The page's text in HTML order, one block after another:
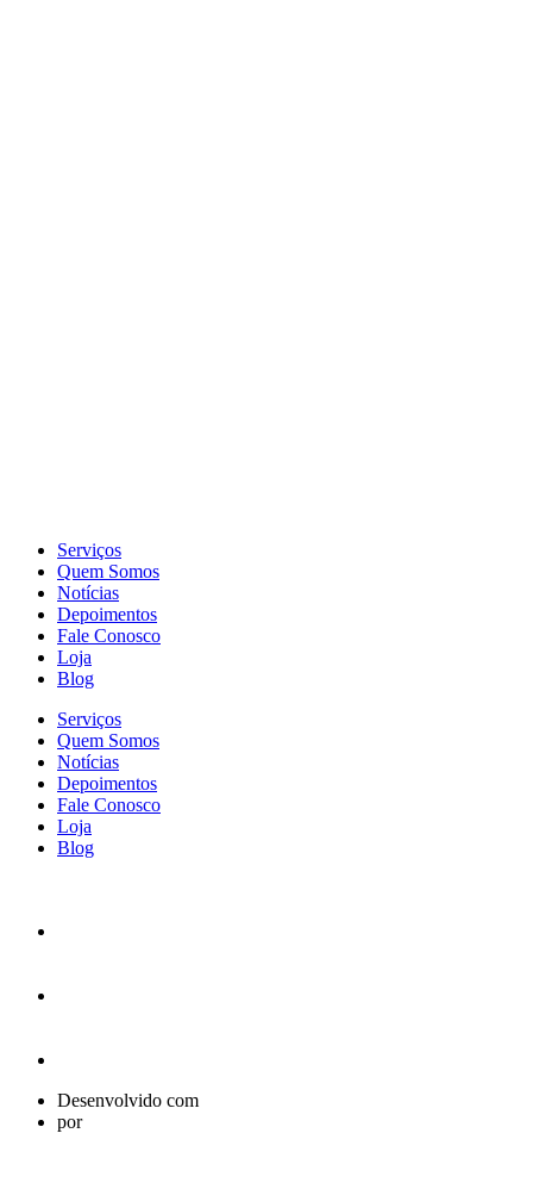
Serviços
Quem Somos
Notícias
Depoimentos
Fale Conosco
Loja
Blog
Serviços
Quem Somos
Notícias
Depoimentos
Fale Conosco
Loja
Blog
Desenvolvido com
por